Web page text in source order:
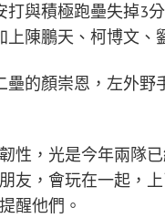
與積極跑壘失掉3
陳鵬天、柯博文、
的顏崇恩，左外野
性，光是今年兩隊
友，會玩在一起，
醒他們。